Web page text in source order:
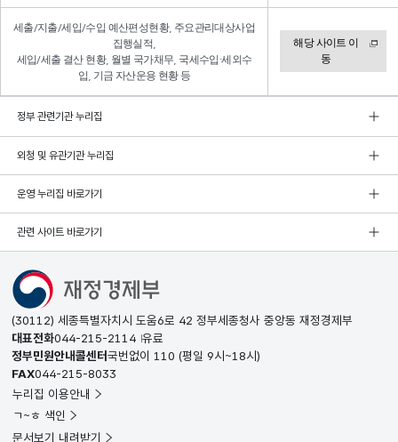
세출/지출/세입/수입 예산편성현황, 주요관리대상사업
집행실적,
세입/세출 결산 현황, 월별 국가채무, 국세수입·세외수
입, 기금 자산운용 현황 등
해당 사이트 이
동
정부 관련기관 누리집
외청 및 유관기관 누리집
운영 누리집 바로가기
관련 사이트 바로가기
(30112) 세종특별자치시 도움6로 42 정부세종청사 중앙동 재정경제부
대표전화044-215-2114 유료
정부민원안내콜센터국번없이 110 (평일 9시~18시)
FAX044-215-8033
누리집 이용안내
ㄱ~ㅎ 색인
문서보기 내려받기